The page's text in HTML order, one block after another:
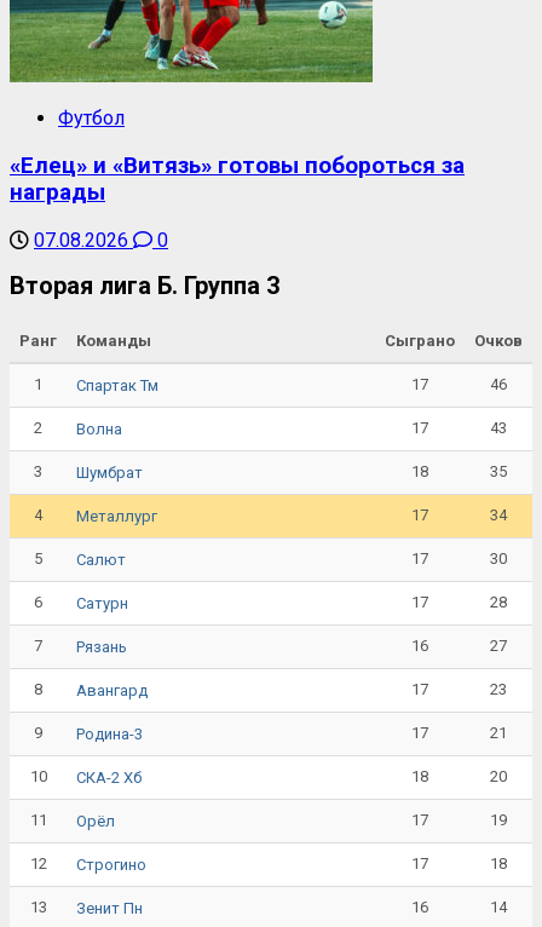
Футбол
«Елец» и «Витязь» готовы побороться за
награды
07.08.2026 0
Вторая лига Б. Группа 3
Ранг Команды Сыграно Очков
1 Спартак Тм 17 46
2 Волна 17 43
3 Шумбрат 18 35
4 Металлург 17 34
5 Салют 17 30
6 Сатурн 17 28
7 Рязань 16 27
8 Авангард 17 23
9 Родина-3 17 21
10 СКА-2 Хб 18 20
11 Орёл 17 19
12 Строгино 17 18
13 Зенит Пн 16 14